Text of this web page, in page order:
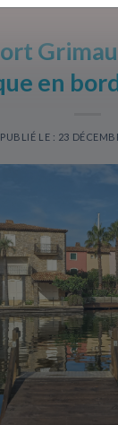
en
PUBLIÉ LE : 23